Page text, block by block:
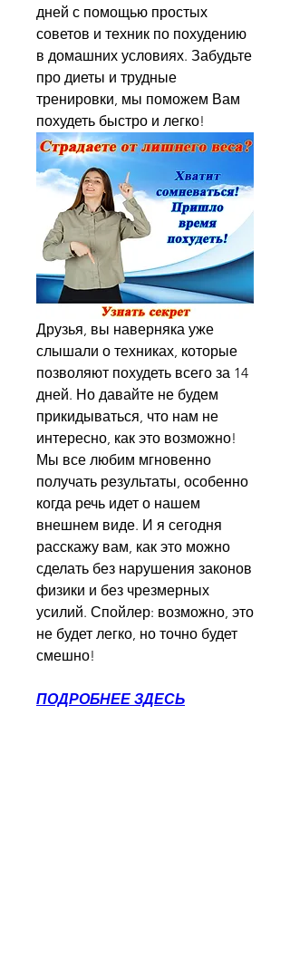
дней с помощью простых
советов и техник по похудению
в домашних условиях. Забудьте
про диеты и трудные
тренировки, мы поможем Вам
похудеть быстро и легко!
Друзья, вы наверняка уже
слышали о техниках, которые
позволяют похудеть всего за 14
дней. Но давайте не будем
прикидываться, что нам не
интересно, как это возможно!
Мы все любим мгновенно
получать результаты, особенно
когда речь идет о нашем
внешнем виде. И я сегодня
расскажу вам, как это можно
сделать без нарушения законов
физики и без чрезмерных
усилий. Спойлер: возможно, это
не будет легко, но точно будет
смешно!
ПОДРОБНЕЕ ЗДЕСЬ